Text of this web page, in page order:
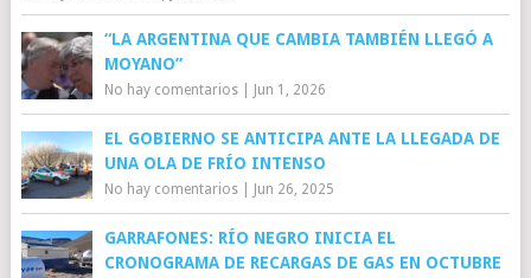
“LA ARGENTINA QUE CAMBIA TAMBIÉN LLEGÓ A
MOYANO”
No hay comentarios| Jun 1, 2026
EL GOBIERNO SE ANTICIPA ANTE LA LLEGADA DE
UNA OLA DE FRÍO INTENSO
No hay comentarios| Jun 26, 2025
GARRAFONES: RÍO NEGRO INICIA EL
CRONOGRAMA DE RECARGAS DE GAS EN OCTUBRE